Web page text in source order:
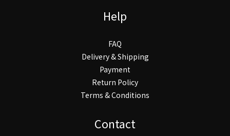
Help
FAQ
Delivery & Shipping
Payment
Return Policy
Terms & Conditions
Contact